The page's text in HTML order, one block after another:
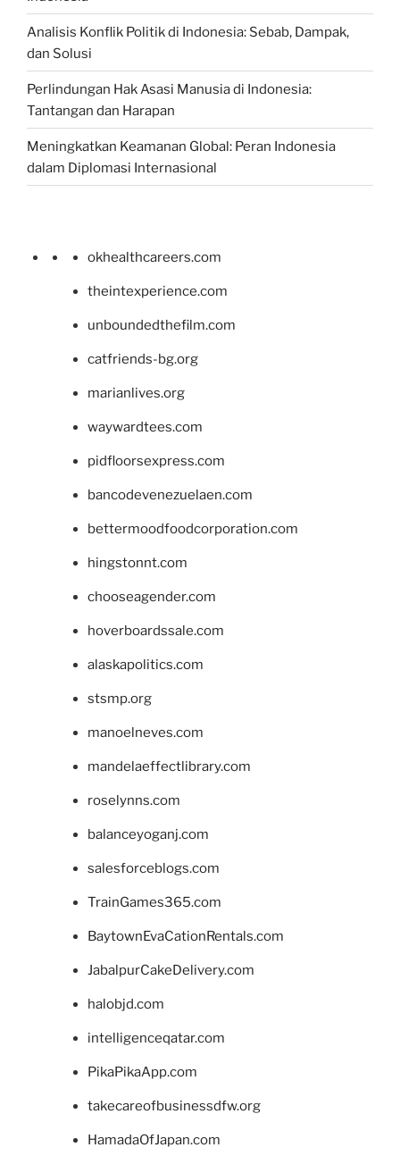
Analisis Konflik Politik di Indonesia: Sebab, Dampak,
dan Solusi
Perlindungan Hak Asasi Manusia di Indonesia:
Tantangan dan Harapan
Meningkatkan Keamanan Global: Peran Indonesia
dalam Diplomasi Internasional
okhealthcareers.com
theintexperience.com
unboundedthefilm.com
catfriends-bg.org
marianlives.org
waywardtees.com
pidfloorsexpress.com
bancodevenezuelaen.com
bettermoodfoodcorporation.com
hingstonnt.com
chooseagender.com
hoverboardssale.com
alaskapolitics.com
stsmp.org
manoelneves.com
mandelaeffectlibrary.com
roselynns.com
balanceyoganj.com
salesforceblogs.com
TrainGames365.com
BaytownEvaCationRentals.com
JabalpurCakeDelivery.com
halobjd.com
intelligenceqatar.com
PikaPikaApp.com
takecareofbusinessdfw.org
HamadaOfJapan.com